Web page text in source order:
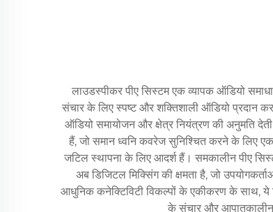
लाउडस्पीकर पीए सिस्टम एक व्यापक ऑडियो
संचार के लिए स्पष्ट और शक्तिशाली ऑडियो प्रदान
ऑडियो समायोजन और क्षेत्र नियंत्रण की अनुमति
हैं, जो समान ध्वनि कवरेज सुनिश्चित करने के लिए
जटिल स्थापना के लिए आदर्श हैं। समकालीन पीए
अब डिजिटल मिक्सिंग की क्षमता है, जो
आधुनिक कनेक्टिविटी विकल्पों के एकीकरण के साथ, ये
के संचार और आपातकालीन